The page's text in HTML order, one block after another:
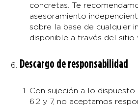
concretas. Te
asesoramiento
sobre la base de cualquier
disponible a través del sitio
Descargo de responsabilidad
Con sujeción a lo dispuesto
6.2 y 7, no aceptamos